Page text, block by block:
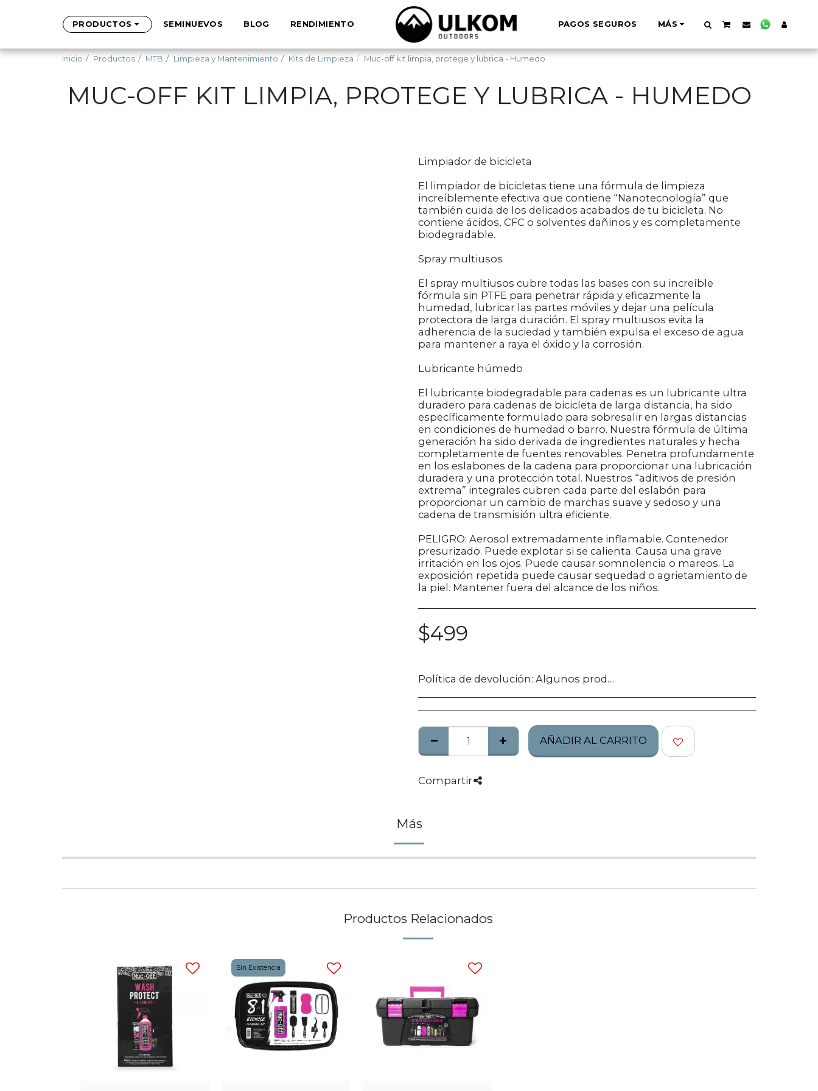
PRODUCTOS SEMINUEVOS BLOG RENDIMIENTO PAGOS SEGUROS MÁS
Inicio Productos MTB Limpieza y Mantenimiento Kits de Limpieza Muc-off kit limpia, protege y lubrica - Humedo
MUC-OFF KIT LIMPIA, PROTEGE Y LUBRICA - HUMEDO
Limpiador de bicicleta
El limpiador de bicicletas tiene una fórmula de limpieza
increíblemente efectiva que contiene “Nanotecnología” que
también cuida de los delicados acabados de tu bicicleta. No
contiene ácidos, CFC o solventes dañinos y es completamente
biodegradable.
Spray multiusos
El spray multiusos cubre todas las bases con su increíble
fórmula sin PTFE para penetrar rápida y eficazmente la
humedad, lubricar las partes móviles y dejar una película
protectora de larga duración. El spray multiusos evita la
adherencia de la suciedad y también expulsa el exceso de agua
para mantener a raya el óxido y la corrosión.
Lubricante húmedo
El lubricante biodegradable para cadenas es un lubricante ultra
duradero para cadenas de bicicleta de larga distancia, ha sido
específicamente formulado para sobresalir en largas distancias
en condiciones de humedad o barro. Nuestra fórmula de última
generación ha sido derivada de ingredientes naturales y hecha
completamente de fuentes renovables. Penetra profundamente
en los eslabones de la cadena para proporcionar una lubricación
duradera y una protección total. Nuestros “aditivos de presión
extrema” integrales cubren cada parte del eslabón para
proporcionar un cambio de marchas suave y sedoso y una
cadena de transmisión ultra eficiente.
PELIGRO: Aerosol extremadamente inflamable. Contenedor
presurizado. Puede explotar si se calienta. Causa una grave
irritación en los ojos. Puede causar somnolencia o mareos. La
exposición repetida puede causar sequedad o agrietamiento de
la piel. Mantener fuera del alcance de los niños.
$499
Política de devolución: Algunos productos no califican para ser regresados, te pedimos confirmes bien tu talla, modelo o estilo.
AÑADIR AL CARRITO
Compartir
Más
Productos Relacionados
Sin Existencia